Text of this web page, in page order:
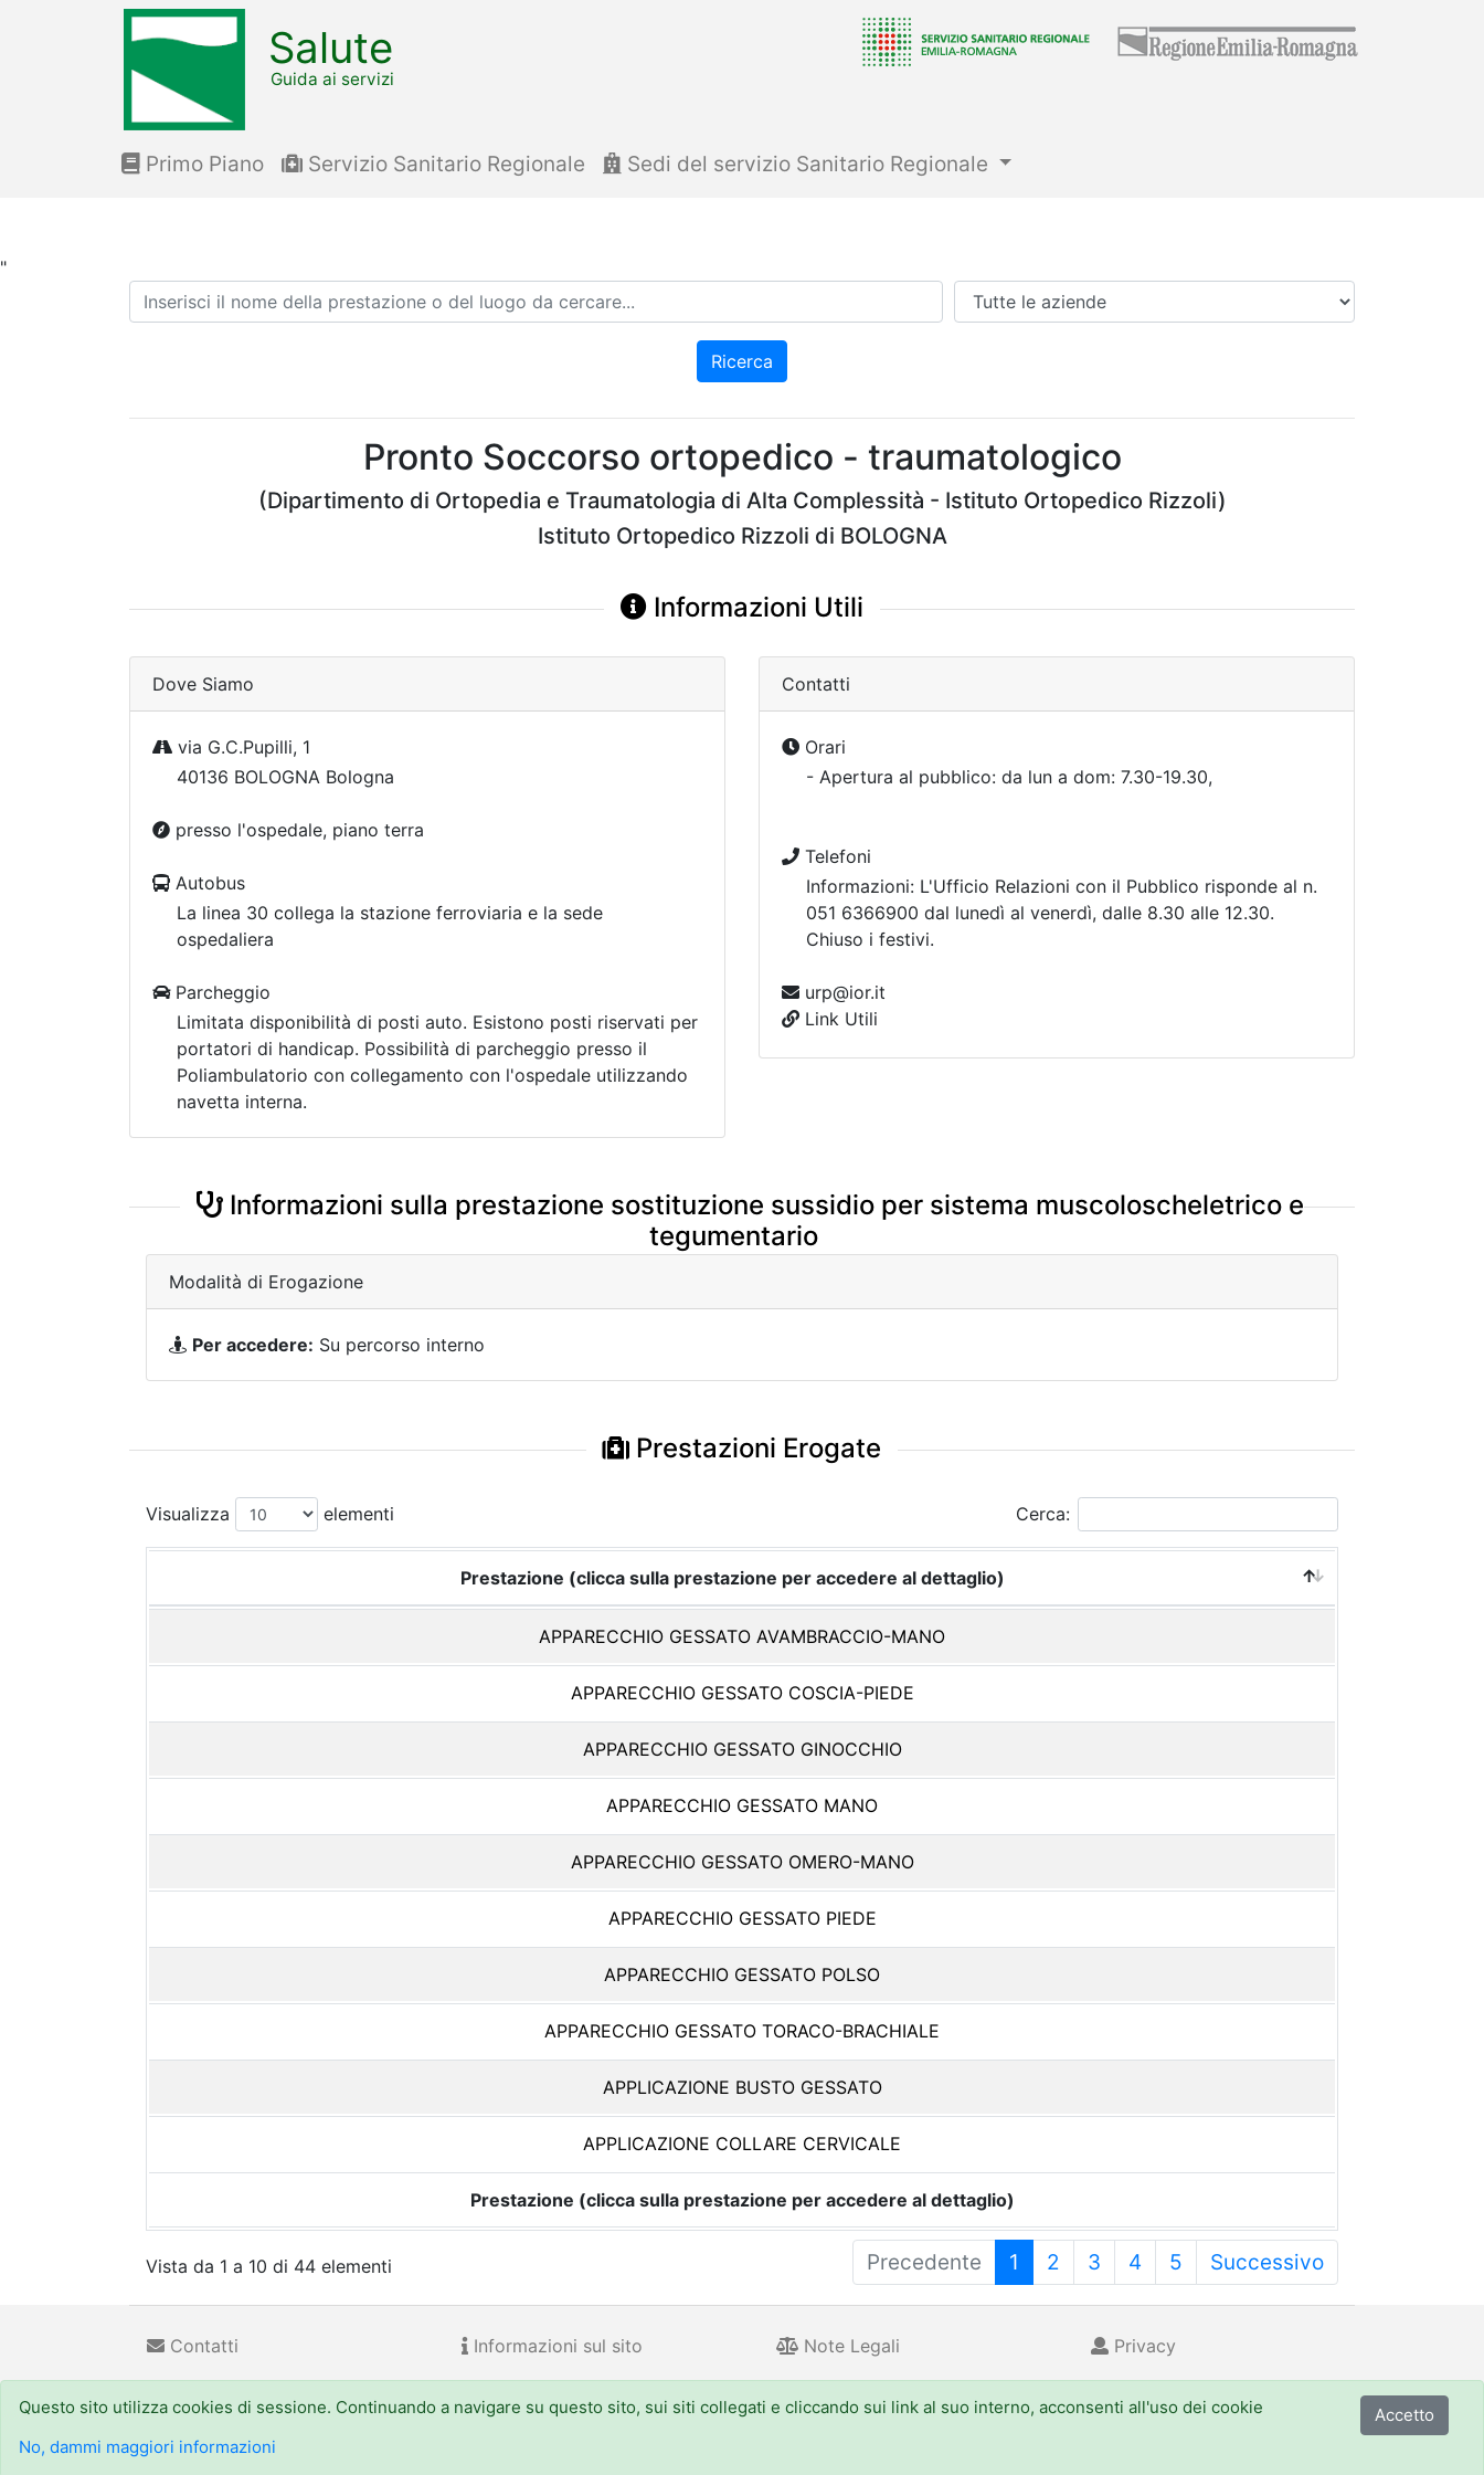
"
Salute
Guida ai servizi
Primo Piano Servizio Sanitario Regionale Sedi del servizio Sanitario Regionale
Ricerca Azienda
Ricerca
Pronto Soccorso ortopedico - traumatologico
(Dipartimento di Ortopedia e Traumatologia di Alta Complessità - Istituto Ortopedico Rizzoli)
Istituto Ortopedico Rizzoli di BOLOGNA
Informazioni Utili
Dove Siamo
via G.C.Pupilli, 1
40136 BOLOGNA Bologna
presso l'ospedale, piano terra
Autobus
La linea 30 collega la stazione ferroviaria e la sede
ospedaliera
Parcheggio
Limitata disponibilità di posti auto. Esistono posti riservati per
portatori di handicap. Possibilità di parcheggio presso il
Poliambulatorio con collegamento con l'ospedale utilizzando
navetta interna.
Contatti
Orari
- Apertura al pubblico: da lun a dom: 7.30-19.30,
Telefoni
Informazioni: L'Ufficio Relazioni con il Pubblico risponde al n.
051 6366900 dal lunedì al venerdì, dalle 8.30 alle 12.30.
Chiuso i festivi.
urp@ior.it
Link Utili
Informazioni sulla prestazione sostituzione sussidio per sistema muscoloscheletrico e
tegumentario
Modalità di Erogazione
Per accedere: Su percorso interno
Prestazioni Erogate
Visualizza elementi Cerca:
Prestazione (clicca sulla prestazione per accedere al dettaglio)
APPARECCHIO GESSATO AVAMBRACCIO-MANO
APPARECCHIO GESSATO COSCIA-PIEDE
APPARECCHIO GESSATO GINOCCHIO
APPARECCHIO GESSATO MANO
APPARECCHIO GESSATO OMERO-MANO
APPARECCHIO GESSATO PIEDE
APPARECCHIO GESSATO POLSO
APPARECCHIO GESSATO TORACO-BRACHIALE
APPLICAZIONE BUSTO GESSATO
APPLICAZIONE COLLARE CERVICALE
Prestazione (clicca sulla prestazione per accedere al dettaglio)
Vista da 1 a 10 di 44 elementi Precedente 1 2 3 4 5 Successivo
Contatti Informazioni sul sito Note Legali Privacy
Regione Emilia-Romagna(CF 800.625.903.79) - Viale Aldo Moro 52, 40127 Bologna - Centralino: 051.5271
URP - Numero Verde:
Questo sito utilizza cookies di sessione. Continuando a navigare su questo sito, sui siti collegati e cliccando sui link al suo interno, acconsenti all'uso dei cookie
Accetto
No, dammi maggiori informazioni